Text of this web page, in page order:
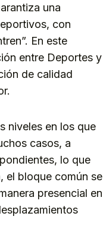
una
con
En este
entre Deportes y
de calidad
niveles en los que
casos, a
lo que
el bloque común se
presencial en